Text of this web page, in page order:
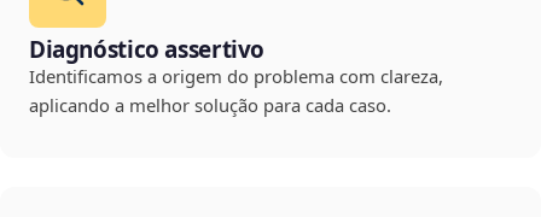
Diagnóstico assertivo
Identificamos a origem do problema com clareza,
aplicando a melhor solução para cada caso.